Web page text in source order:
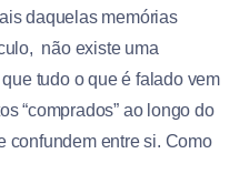
daquelas memórias
não existe uma
tudo o que é falado vem
“comprados” ao longo do
confundem entre si. Como